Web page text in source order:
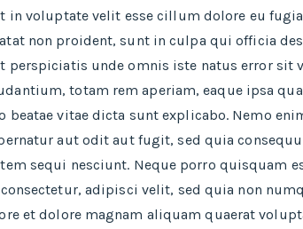
in voluptate velit esse cillum dolore eu
non proident, sunt in culpa qui officia
perspiciatis unde omnis iste natus error sit
totam rem aperiam, eaque ipsa
beatae vitae dicta sunt explicabo. Nemo
aut odit aut fugit, sed quia
sequi nesciunt. Neque porro quisquam
adipisci velit, sed quia non
et dolore magnam aliquam quaerat